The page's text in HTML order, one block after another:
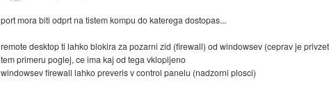
port mora biti odprt na tistem kompu do katerega dostopas...
remote desktop ti lahko blokira za pozarni zid (firewall) od windowsev (ceprav je
tem primeru poglej, ce ima kaj od tega vklopljeno
windowsev firewall lahko preveris v control panelu (nadzorni plosci)